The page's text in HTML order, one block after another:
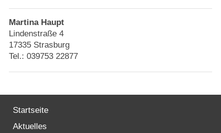
Bine ați venit în Strasburg (Uckermark)
Online-Bewerbungen
Sprache/Language
Martina Haupt
Lindenstraße 4
17335 Strasburg
Tel.: 039753 22877
Startseite
Aktuelles